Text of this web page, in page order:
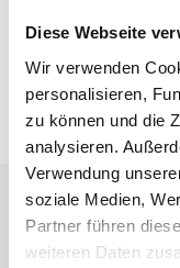
Diese Webseite
Wir verwenden
personalisieren,
zu können und die
analysieren.
Verwendung
soziale Medien,
Partner führen
weiteren Daten